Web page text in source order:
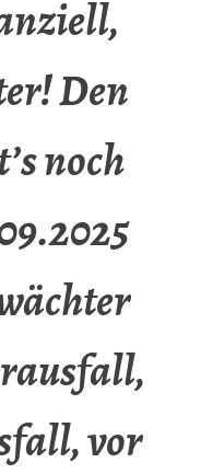
Den
noch
vor